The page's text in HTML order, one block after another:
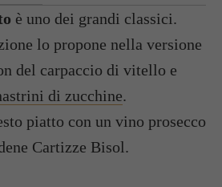
è uno dei grandi classici.
lo propone nella versione
del carpaccio di vitello e
di zucchine.
piatto con un vino prosecco
Cartizze Bisol.